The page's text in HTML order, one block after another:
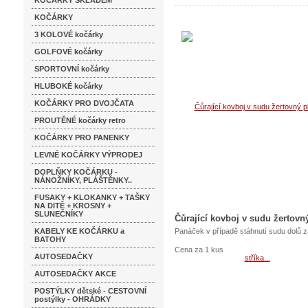
KOČÁRKY
3 KOLOVÉ kočárky
GOLFOVÉ kočárky
SPORTOVNÍ kočárky
HLUBOKÉ kočárky
KOČÁRKY PRO DVOJČATA
PROUTĚNÉ kočárky retro
KOČÁRKY PRO PANENKY
LEVNÉ KOČÁRKY VÝPRODEJ
DOPLŇKY KOČÁRKU -
NÁNOŽNÍKY, PLÁŠTĚNKY..
FUSAKY + KLOKANKY + TAŠKY
NA DITĚ + KROSNY +
SLUNEČNÍKY
KABELY KE KOČÁRKU a
BATOHY
AUTOSEDAČKY
AUTOSEDAČKY AKCE
POSTÝLKY dětské - CESTOVNÍ
postýlky - OHRÁDKY
Čůrající kovboj v sudu
Panáček v případě stáhnutí sudu dolů
Cena za 1 kus